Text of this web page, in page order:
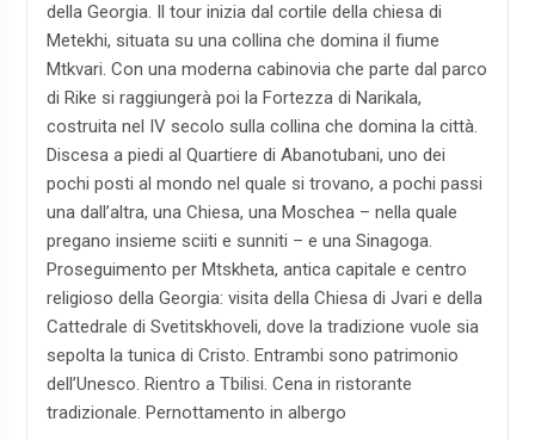
della Georgia. Il tour inizia dal cortile della chiesa di
Metekhi, situata su una collina che domina il fiume
Mtkvari. Con una moderna cabinovia che parte dal parco
di Rike si raggiungerà poi la Fortezza di Narikala,
costruita nel IV secolo sulla collina che domina la città.
Discesa a piedi al Quartiere di Abanotubani, uno dei
pochi posti al mondo nel quale si trovano, a pochi passi
una dall’altra, una Chiesa, una Moschea – nella quale
pregano insieme sciiti e sunniti – e una Sinagoga.
Proseguimento per Mtskheta, antica capitale e centro
religioso della Georgia: visita della Chiesa di Jvari e della
Cattedrale di Svetitskhoveli, dove la tradizione vuole sia
sepolta la tunica di Cristo. Entrambi sono patrimonio
dell’Unesco. Rientro a Tbilisi. Cena in ristorante
tradizionale. Pernottamento in albergo